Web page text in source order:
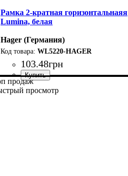
Рамка 2-кратная горизонтальнаяя
Lumina, белая
Hager (Германия)
WL5220-HAGER
103.48грн
Тип электрофурнитуры
Количество мест рамок
Серия: Lumina-Soul
Цвет: Белый
Положение рамки при монтаже
Горизонтальная
продаж
просмотр